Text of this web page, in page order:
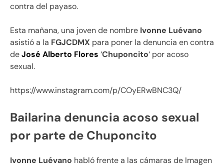
contra del payaso.
Esta mañana, una joven de nombre Ivonne Luévano
asistió a la FGJCDMX para poner la denuncia en contra
deJosé Alberto Flores ‘Chuponcito‘ por acoso
sexual.
https://www.instagram.com/p/COyERwBNC3Q/
Bailarina denuncia acoso sexual
por parte de Chuponcito
Ivonne Luévano habló frente a las cámaras de Imagen